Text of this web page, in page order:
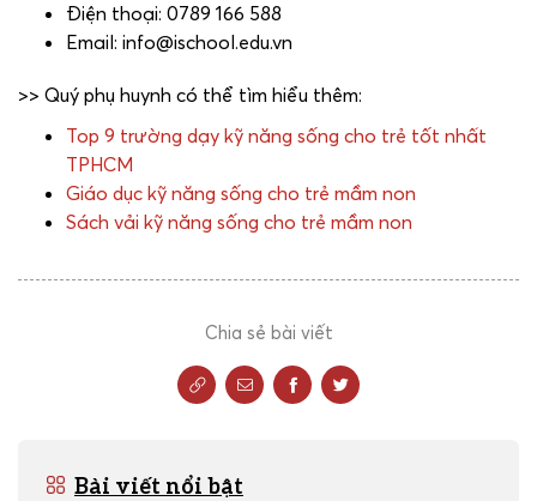
Điện thoại: 0789 166 588
Email: info@ischool.edu.vn
>> Quý phụ huynh có thể tìm hiểu thêm:
Top 9 trường dạy kỹ năng sống cho trẻ tốt nhất
TPHCM
Giáo dục kỹ năng sống cho trẻ mầm non
Sách vải kỹ năng sống cho trẻ mầm non
Chia sẻ bài viết
Bài viết nổi bật